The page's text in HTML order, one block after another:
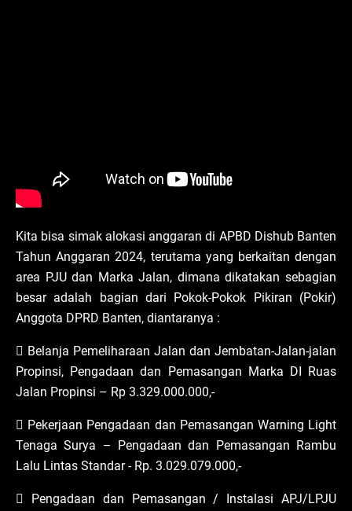
Kita bisa simak alokasi anggaran di APBD Dishub Banten
Tahun Anggaran 2024, terutama yang berkaitan dengan
area PJU dan Marka Jalan, dimana dikatakan sebagian
besar adalah bagian dari Pokok-Pokok Pikiran (Pokir)
Anggota DPRD Banten, diantaranya :
 Belanja Pemeliharaan Jalan dan Jembatan-Jalan-jalan
Propinsi, Pengadaan dan Pemasangan Marka DI Ruas
Jalan Propinsi – Rp 3.329.000.000,-
 Pekerjaan Pengadaan dan Pemasangan Warning Light
Tenaga Surya – Pengadaan dan Pemasangan Rambu
Lalu Lintas Standar - Rp. 3.029.079.000,-
 Pengadaan dan Pemasangan / Instalasi APJ/LPJU